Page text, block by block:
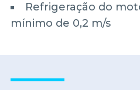
Refrigeração do
mínimo de 0,2 m/s